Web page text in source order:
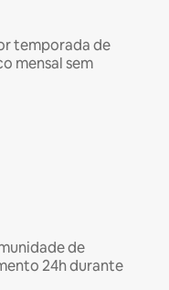
temporada de
mensal sem
de
24h durante